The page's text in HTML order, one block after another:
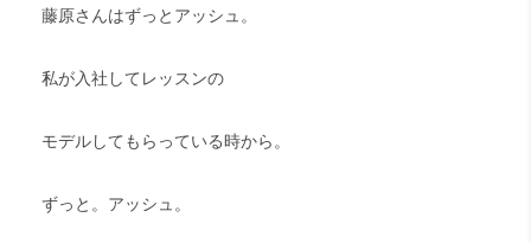
藤原さんはずっとアッシュ。
私が入社してレッスンの
モデルしてもらっている時から。
ずっと。アッシュ。